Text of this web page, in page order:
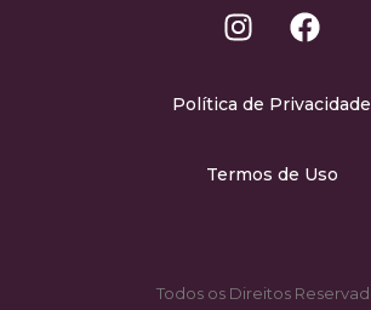
Política de Privacidade
Termos de Uso
Todos os Direitos